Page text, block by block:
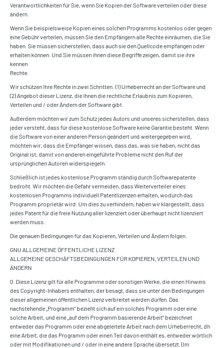
Verantwortlichkeiten für Sie, wenn Sie Kopien der Software verteilen oder diese
ändern.
Wenn Sie beispielsweise Kopien eines solchen Programms kostenlos oder gegen
eine Gebühr verteilen, müssen Sie den Empfängern alle Rechte einräumen, die Sie
haben. Sie müssen sicherstellen, dass auch sie den Quellcode empfangen oder
erhalten können. Und Sie müssen ihnen diese Begriffe zeigen, damit sie ihre
kennen
Rechte.
Wir schützen Ihre Rechte in zwei Schritten: (1) Urheberrecht an der Software und
(2) Angebot dieser Lizenz, die Ihnen die rechtliche Erlaubnis zum Kopieren,
Verteilen und / oder Ändern der Software gibt.
Außerdem möchten wir zum Schutz jedes Autors und unseres sicherstellen, dass
jeder versteht, dass für diese kostenlose Software keine Garantie besteht. Wenn
die Software von einer anderen Person geändert und weitergegeben wird,
möchten wir, dass die Empfänger wissen, dass das, was sie haben, nicht das
Original ist, damit von anderen eingeführte Probleme nicht den Ruf der
ursprünglichen Autoren widerspiegeln.
Schließlich ist jedes kostenlose Programm ständig durch Softwarepatente
bedroht. Wir möchten die Gefahr vermeiden, dass Weiterverteiler eines
kostenlosen Programms individuell Patentlizenzen erhalten, wodurch das
Programm proprietär wird. Um dies zu verhindern, haben wir klargestellt, dass
jedes Patent für die freie Nutzung aller lizenziert oder überhaupt nicht lizenziert
werden muss.
Die genauen Bedingungen für das Kopieren, Verteilen und Ändern folgen.
GNU ALLGEMEINE ÖFFENTLICHE LIZENZ
ALLGEMEINE GESCHÄFTSBEDINGUNGEN FÜR KOPIEREN, VERTEILEN UND
ÄNDERN
0. Diese Lizenz gilt für alle Programme oder sonstigen Werke, die einen Hinweis
des Copyright-Inhabers enthalten, der besagt, dass sie unter den Bedingungen
dieser allgemeinen öffentlichen Lizenz verbreitet werden dürfen. Das
nachstehende „Programm“ bezieht sich auf ein solches Programm oder eine
solche Arbeit, und eine „auf dem Programm basierende Arbeit“ bezeichnet
entweder das Programm oder eine abgeleitete Arbeit nach dem Urheberrecht, dh
eine Arbeit, die das Programm oder einen Teil davon enthält es, entweder wörtlich
oder mit Modifikationen und / oder in eine andere Sprache übersetzt. (Im